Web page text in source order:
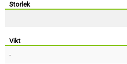
Storlek
Vikt
-